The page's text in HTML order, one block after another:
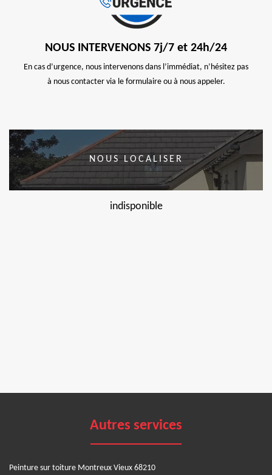
NOUS INTERVENONS 7j/7 et 24h/24
En cas d’urgence, nous intervenons dans l’immédiat, n’hésitez pas
à nous contacter via le formulaire ou à nous appeler.
NOUS LOCALISER
indisponible
Autres services
Peinture sur toiture Montreux Vieux 68210